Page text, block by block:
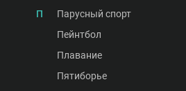
П Парусный спорт
Пейнтбол
Плавание
Пятиборье